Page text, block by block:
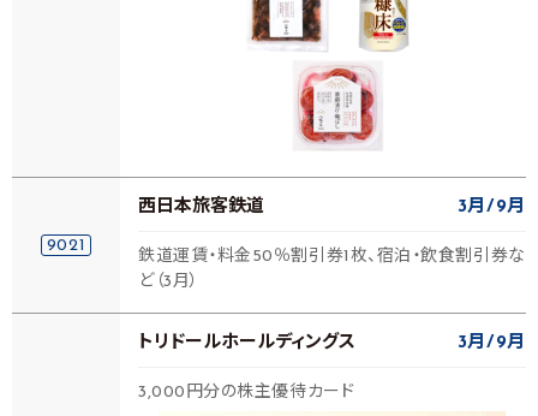
9021
西日本旅客鉄道 3月 9月
鉄道運賃・料金50％割引券1枚、宿泊・飲食割引券な
ど（3月）
トリドールホールディングス 3月 9月
3,000円分の株主優待カード